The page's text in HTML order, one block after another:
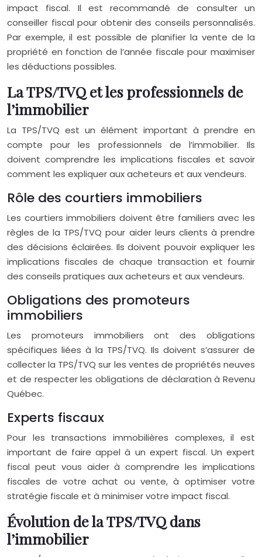
impact fiscal. Il est recommandé de consulter un
conseiller fiscal pour obtenir des conseils personnalisés.
Par exemple, il est possible de planifier la vente de la
propriété en fonction de l’année fiscale pour maximiser
les déductions possibles.
La TPS/TVQ et les professionnels de
l’immobilier
La TPS/TVQ est un élément important à prendre en
compte pour les professionnels de l’immobilier. Ils
doivent comprendre les implications fiscales et savoir
comment les expliquer aux acheteurs et aux vendeurs.
Rôle des courtiers immobiliers
Les courtiers immobiliers doivent être familiers avec les
règles de la TPS/TVQ pour aider leurs clients à prendre
des décisions éclairées. Ils doivent pouvoir expliquer les
implications fiscales de chaque transaction et fournir
des conseils pratiques aux acheteurs et aux vendeurs.
Obligations des promoteurs
immobiliers
Les promoteurs immobiliers ont des obligations
spécifiques liées à la TPS/TVQ. Ils doivent s’assurer de
collecter la TPS/TVQ sur les ventes de propriétés neuves
et de respecter les obligations de déclaration à Revenu
Québec.
Experts fiscaux
Pour les transactions immobilières complexes, il est
important de faire appel à un expert fiscal. Un expert
fiscal peut vous aider à comprendre les implications
fiscales de votre achat ou vente, à optimiser votre
stratégie fiscale et à minimiser votre impact fiscal.
Évolution de la TPS/TVQ dans
l’immobilier